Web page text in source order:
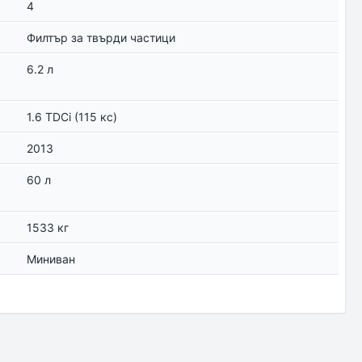
4
Филтър за твърди частици
6.2 л
1.6 TDCi (115 кс)
2013
60 л
1533 кг
Миниван